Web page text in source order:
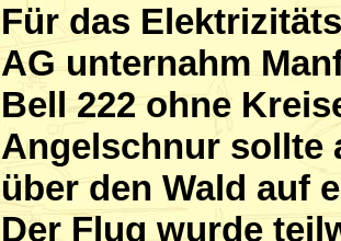
Für das
AG unternahm
Bell 222 ohne
Angelschnur sollte
über den Wald auf
Der Flug wurde